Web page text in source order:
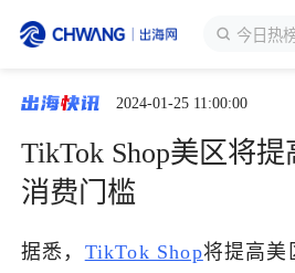
今日热
跨境展会
出海服务
出海资讯
2024-01-25 11:00:00
TikTok Shop美区将
消费门槛
据悉， TikTok Shop将提高美